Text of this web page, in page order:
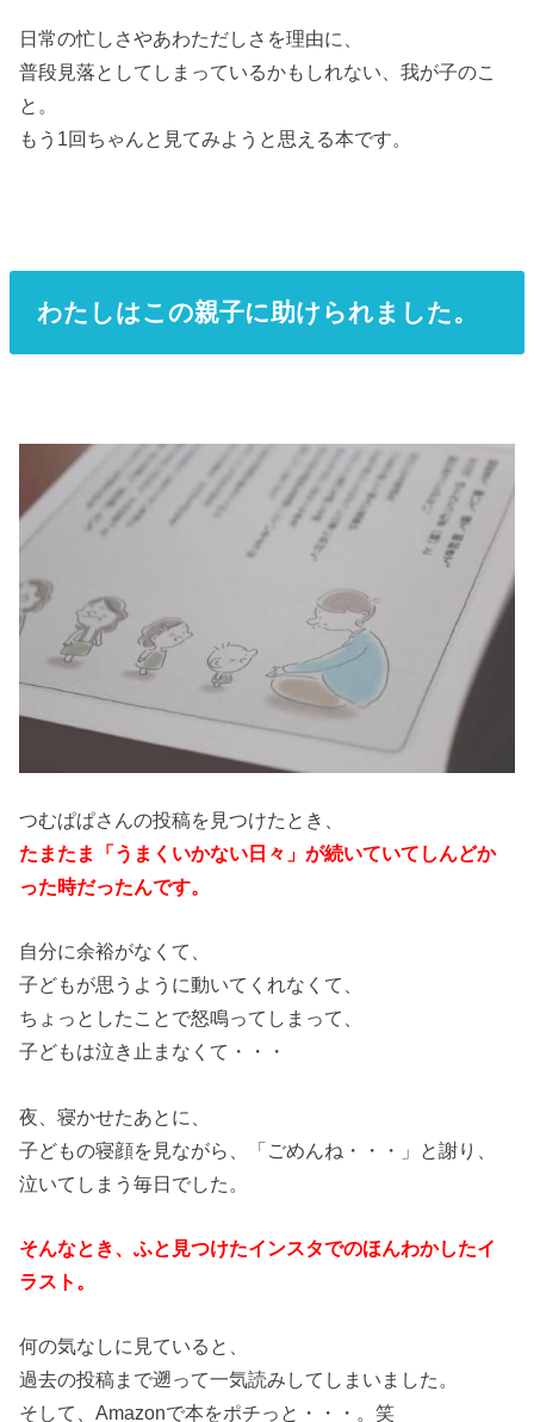
日常の忙しさやあわただしさを理由に、
普段見落としてしまっているかもしれない、我が子のこ
と。
もう1回ちゃんと見てみようと思える本です。
わたしはこの親子に助けられました。
つむぱぱさんの投稿を見つけたとき、
たまたま「うまくいかない日々」が続いていてしんどか
った時だったんです。
自分に余裕がなくて、
子どもが思うように動いてくれなくて、
ちょっとしたことで怒鳴ってしまって、
子どもは泣き止まなくて・・・
夜、寝かせたあとに、
子どもの寝顔を見ながら、「ごめんね・・・」と謝り、
泣いてしまう毎日でした。
そんなとき、ふと見つけたインスタでのほんわかしたイ
ラスト。
何の気なしに見ていると、
過去の投稿まで遡って一気読みしてしまいました。
そして、Amazonで本をポチっと・・・。笑